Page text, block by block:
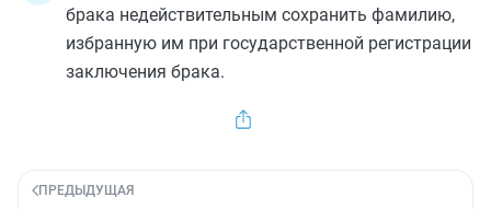
брака недействительным сохранить фамилию,
избранную им при государственной регистрации
заключения брака.
ПРЕДЫДУЩАЯ